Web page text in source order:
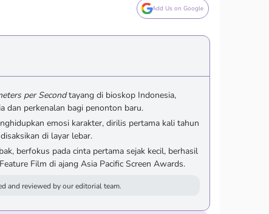
Add Us on Google
per Secondtayang di bioskop Indonesia,
dan perkenalan bagi penonton baru.
emosi karakter, dirilis pertama kali tahun
di layar lebar.
berfokus pada cinta pertama sejak kecil, berhasil
Film di ajang Asia Pacific Screen Awards.
and reviewed by our editorial team.